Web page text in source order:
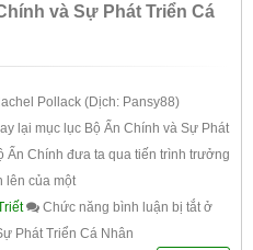
và Sự Phát Triển Cá
Pollack (Dịch: Pansy88)
lại mục lục Bộ Ẩn Chính và Sự Phát
Ẩn Chính đưa ta qua tiến trình trưởng
lên của một
Chức năng bình luận bị tắtở
Phát Triển Cá Nhân